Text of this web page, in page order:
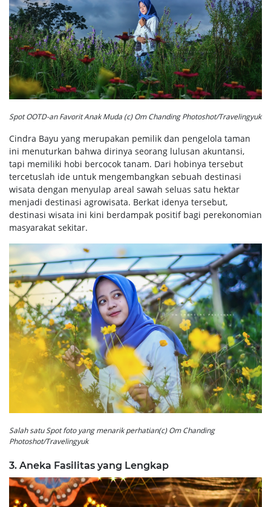
Spot OOTD-an Favorit Anak Muda (c) Om Chanding Photoshot/Travelingyuk
Cindra Bayu yang merupakan pemilik dan pengelola taman
ini menuturkan bahwa dirinya seorang lulusan akuntansi,
tapi memiliki hobi bercocok tanam. Dari hobinya tersebut
tercetuslah ide untuk mengembangkan sebuah destinasi
wisata dengan menyulap areal sawah seluas satu hektar
menjadi destinasi agrowisata. Berkat idenya tersebut,
destinasi wisata ini kini berdampak positif bagi perekonomian
masyarakat sekitar.
Salah satu Spot foto yang menarik perhatian(c) Om Chanding
Photoshot/Travelingyuk
3. Aneka Fasilitas yang Lengkap